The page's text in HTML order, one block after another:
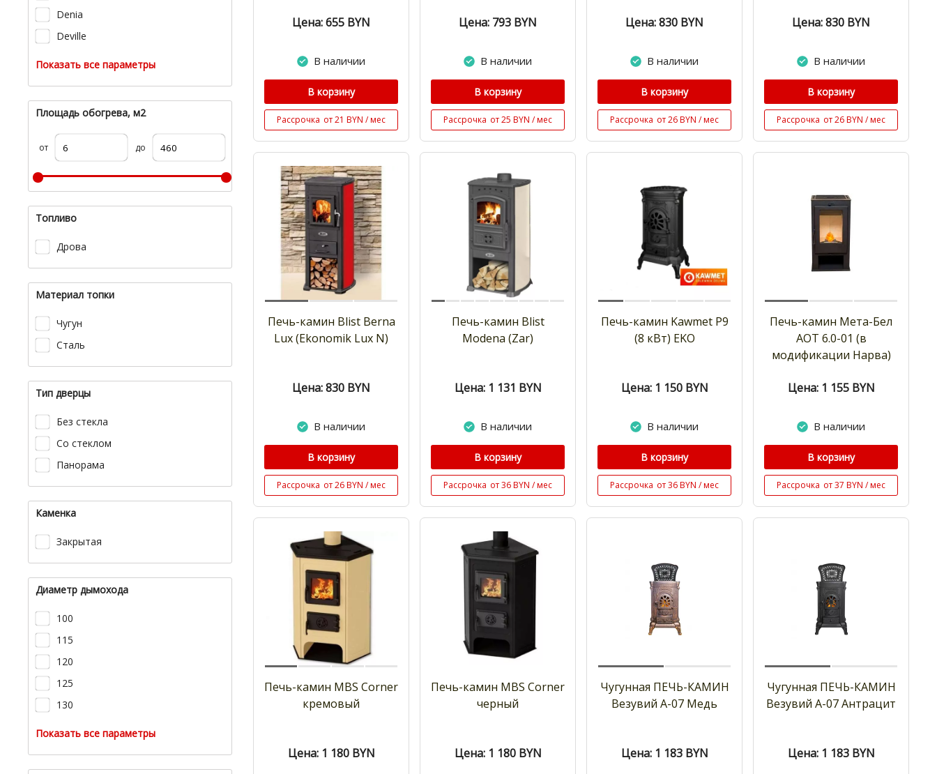
Denia
Deville
Показать все параметры
Площадь обогрева, м2
от до
Топливо
Дрова
Материал топки
Чугун
Сталь
Тип дверцы
Без стекла
Со стеклом
Панорама
Каменка
Закрытая
Диаметр дымохода
100
115
120
125
130
Показать все параметры
Цена: 655 BYN
В наличии
В корзину
Рассрочка от 21 BYN / мес
Цена: 793 BYN
В наличии
В корзину
Рассрочка от 25 BYN / мес
Цена: 830 BYN
В наличии
В корзину
Рассрочка от 26 BYN / мес
Цена: 830 BYN
В наличии
В корзину
Рассрочка от 26 BYN / мес
Печь-камин Blist Berna
Lux (Ekonomik Lux N)
Цена: 830 BYN
В наличии
В корзину
Рассрочка от 26 BYN / мес
Печь-камин Blist
Modena (Zar)
Цена: 1 131 BYN
В наличии
В корзину
Рассрочка от 36 BYN / мес
Печь-камин Kawmet P9
(8 кВт) EKO
Цена: 1 150 BYN
В наличии
В корзину
Рассрочка от 36 BYN / мес
Печь-камин Мета-Бел
АОТ 6.0-01 (в
модификации Нарва)
Цена: 1 155 BYN
В наличии
В корзину
Рассрочка от 37 BYN / мес
Печь-камин MBS Corner
кремовый
Цена: 1 180 BYN
Печь-камин MBS Corner
черный
Цена: 1 180 BYN
Чугунная ПЕЧЬ-КАМИН
Везувий А-07 Медь
Цена: 1 183 BYN
Чугунная ПЕЧЬ-КАМИН
Везувий А-07 Антрацит
Цена: 1 183 BYN